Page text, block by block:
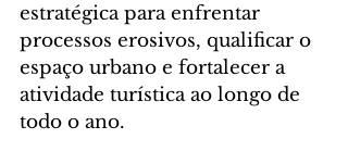
estratégica para enfrentar
processos erosivos, qualificar o
espaço urbano e fortalecer a
atividade turística ao longo de
todo o ano.